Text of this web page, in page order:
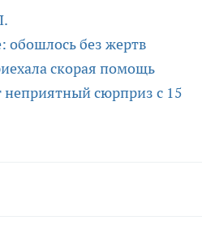
обошлось без жертв
скорая помощь
неприятный сюрприз с 15